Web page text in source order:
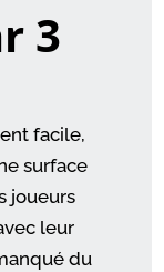
3
facile,
surface
joueurs
leur
du